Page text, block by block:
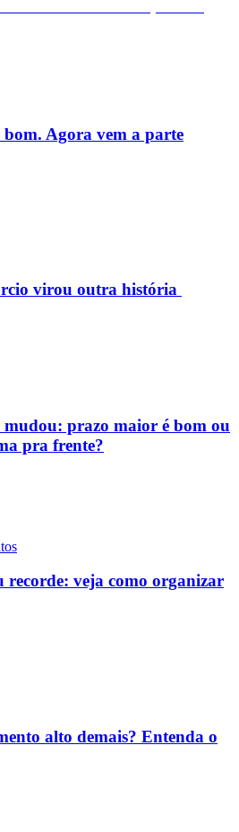
Agora vem a parte
virou outra história
prazo maior é bom ou
pra frente?
recorde: veja como organizar
alto demais? Entenda o